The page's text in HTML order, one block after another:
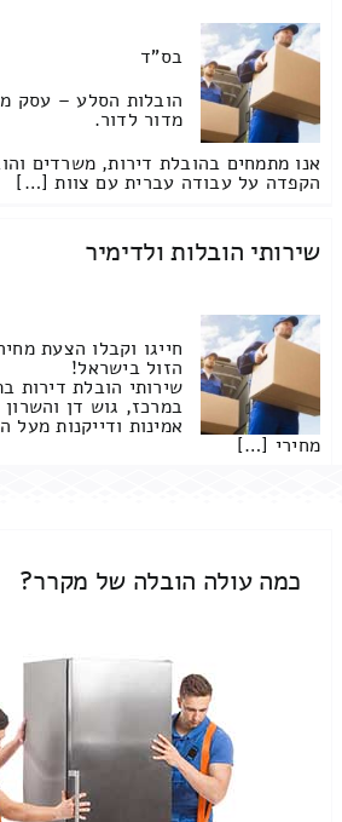
בס"ד
הובלות הסלע – עסק
מדור לדור.
אנו מתמחים בהובלת דירות, משרדים
הקפדה על עבודה עברית עם צוות […]
שירותי הובלות ולדימיר
חייגו וקבלו הצעת
הזול בישראל!
שירותי הובלת דירות
במרכז, גוש דן
אמינות ודייקנות מעל
מחירי […]
כמה עולה הובלה של מקרר?